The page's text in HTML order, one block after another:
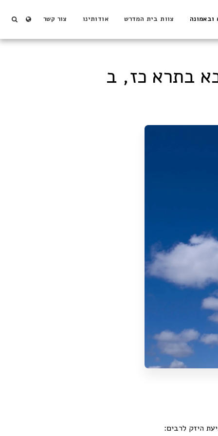
ובאמונה צוות בית המדרש אודותינו צור קשר
בתרא כז, ב
היזק לרבים: